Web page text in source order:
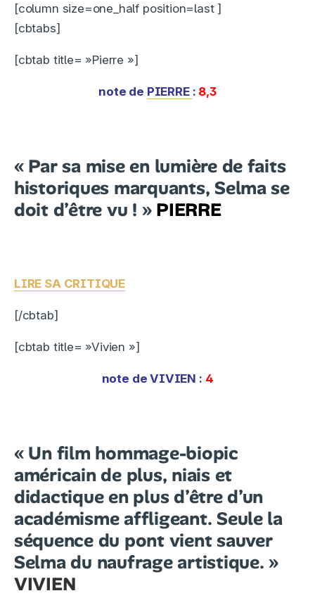
[column size=one_half position=last ]
[cbtabs]
[cbtab title= »Pierre »]
note de PIERRE : 8,3
« Par sa mise en lumière de faits
historiques marquants, Selmase
doit d’être vu ! » PIERRE
LIRE SA CRITIQUE
[/cbtab]
[cbtab title= »Vivien »]
note de VIVIEN : 4
« Un film hommage-biopic
américain de plus, niais et
didactique en plus d’être d’un
académisme affligeant. Seule la
séquence du pont vient sauver
Selma du naufrage artistique. »
VIVIEN